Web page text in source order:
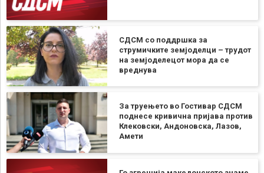
СДСМ со поддршка за
струмичките земјоделци – трудот
на земјоделецот мора да се
вреднува
За труењето во Гостивар СДСМ
поднесе кривична пријава против
Клековски, Андоновска, Лазов,
Амети